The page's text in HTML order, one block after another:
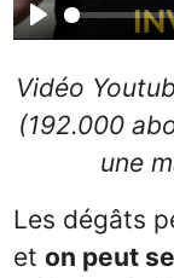
Play
Vidéo
(192.000
une
Les dégâts
eton peut